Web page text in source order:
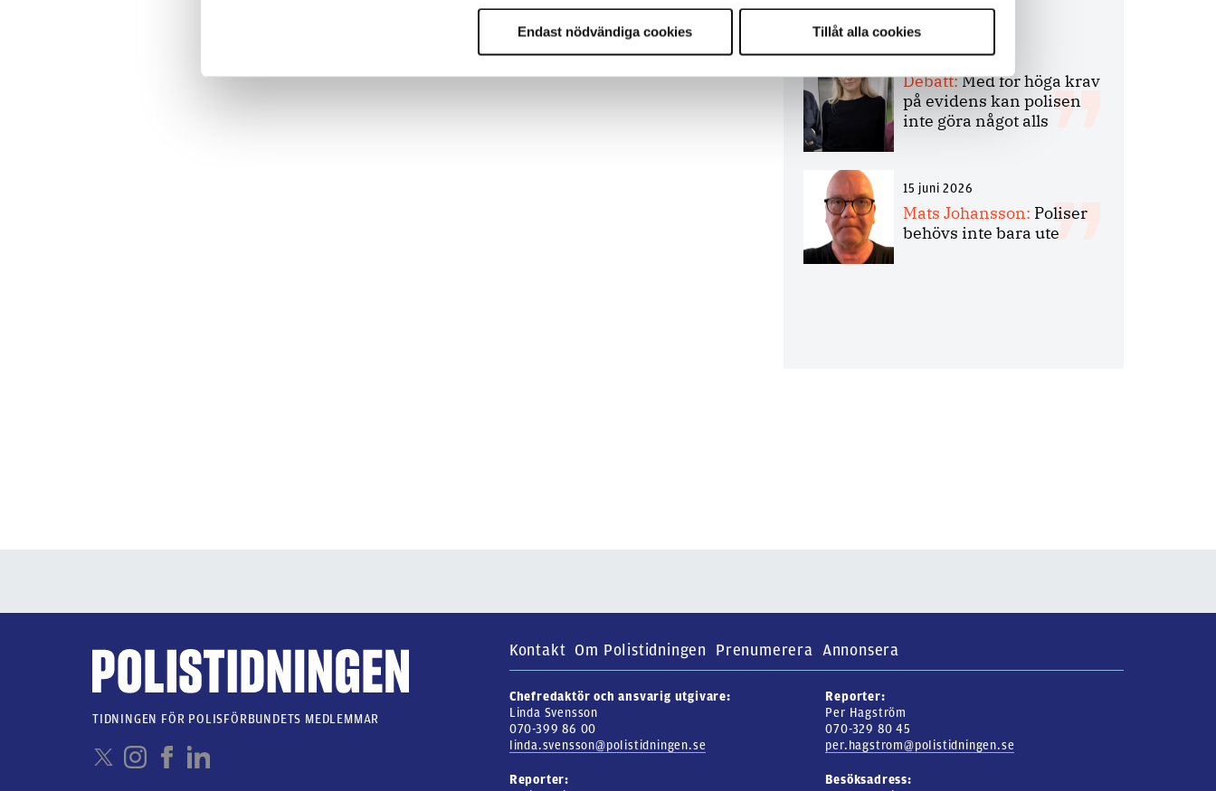
Endast nödvändiga cookies Tillåt alla cookies
7 juli 2026
Debatt:Med för höga krav
på evidens kan polisen
inte göra något alls
15 juni 2026
Mats Johansson: Poliser
behövs inte bara ute
Kontakt Om Polistidningen Prenumerera Annonsera
Chefredaktör och ansvarig utgivare:
Linda Svensson
070-399 86 00
linda.svensson@polistidningen.se
Reporter:
Per Hagström
070-329 80 45
per.hagstrom@polistidningen.se
Reporter:
Besöksadress:
TIDNINGEN FÖR POLISFÖRBUNDETS MEDLEMMAR